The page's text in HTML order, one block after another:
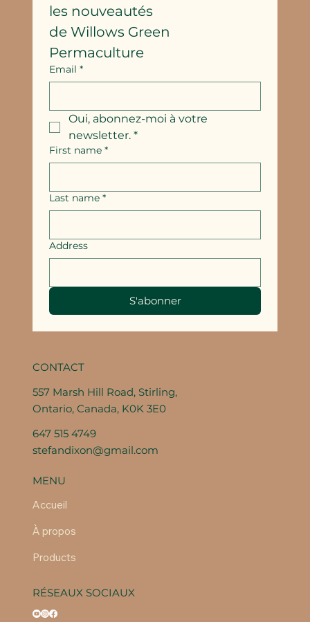
les nouveautés
de Willows Green
Permaculture
Email *
Oui, abonnez-moi à votre
newsletter. *
First name *
Last name *
Address
S'abonner
CONTACT
557 Marsh Hill Road, Stirling,
Ontario, Canada, K0K 3E0
647 515 4749
stefandixon@gmail.com
MENU
Accueil
À propos
Products
RÉSEAUX SOCIAUX